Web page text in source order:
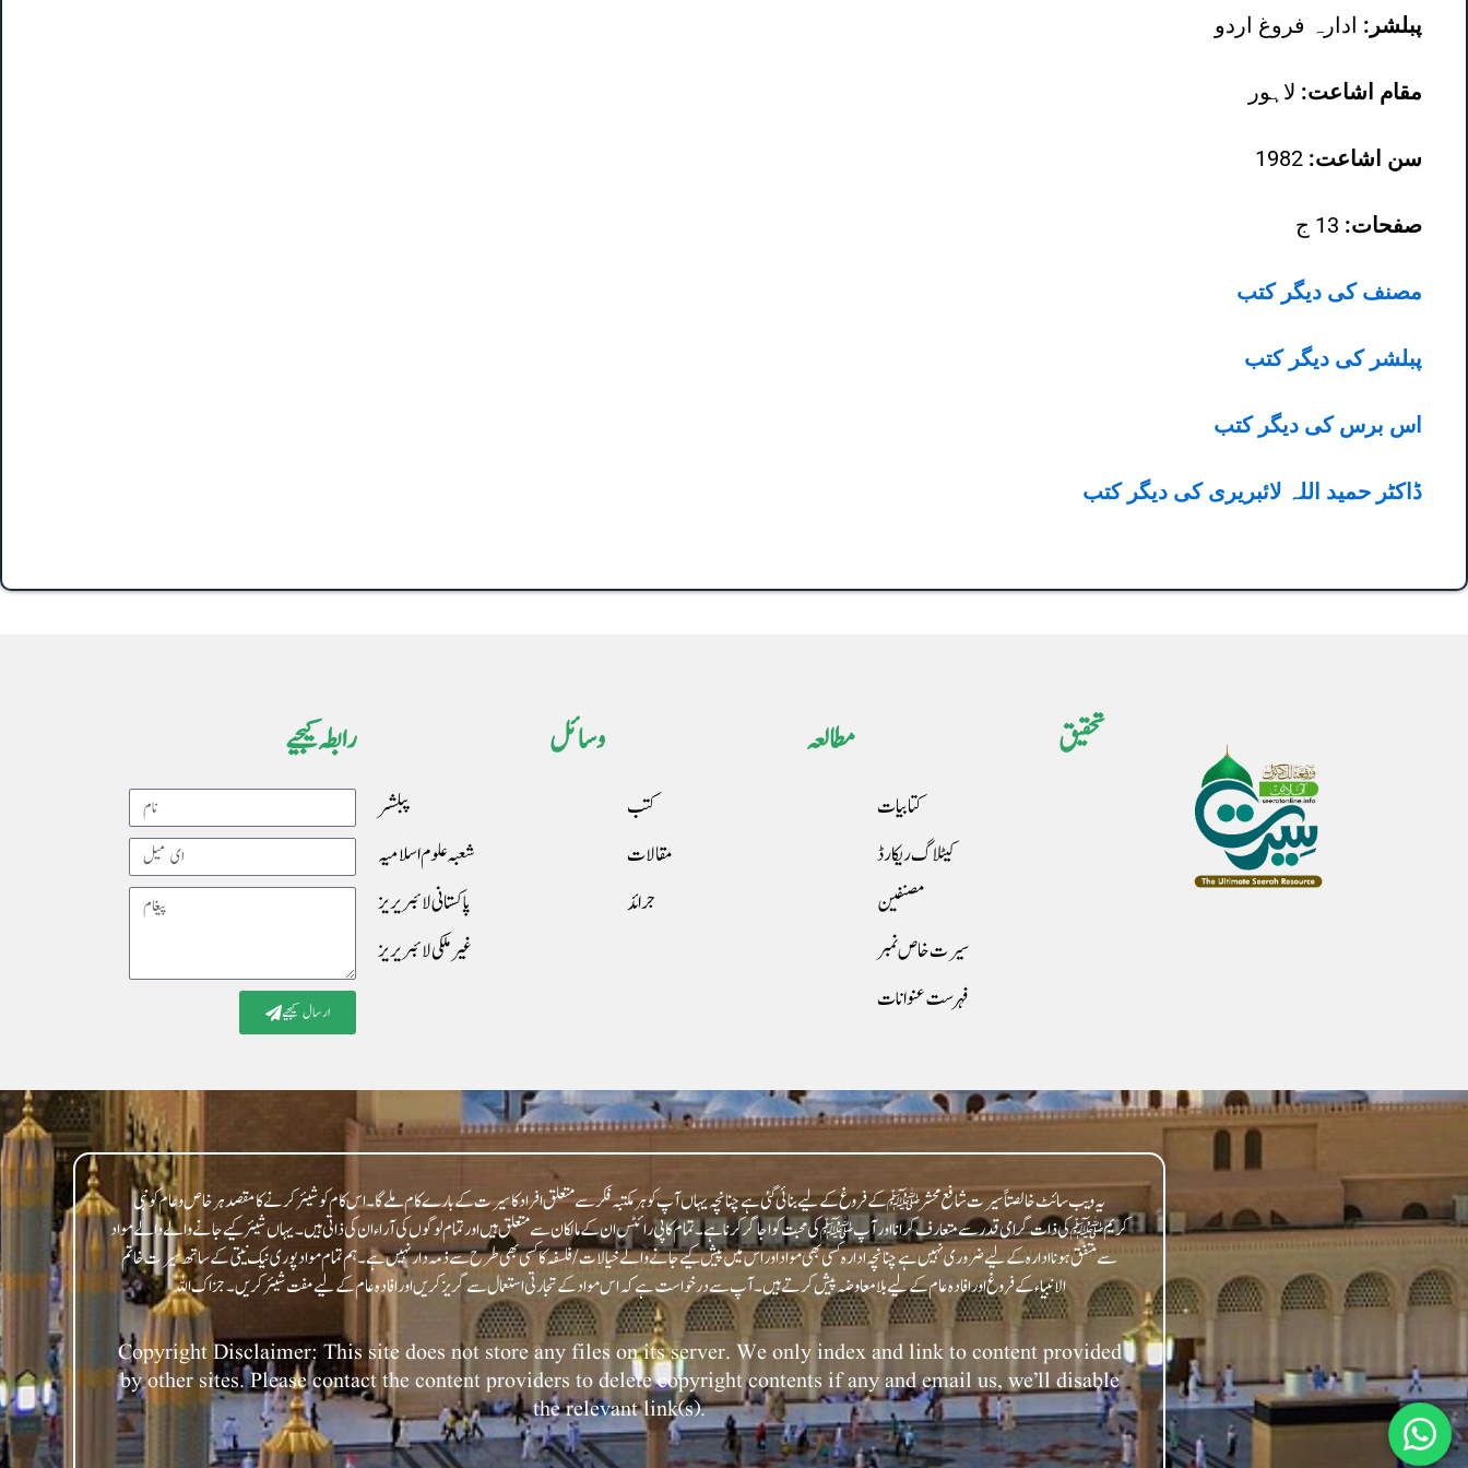
پبلشر: ادارہ فروغ اردو
مقام اشاعت: لاہور
سن اشاعت: 1982
صفحات: 13 ج
مصنف کی دیگر کتب
پبلشر کی دیگر کتب
اس برس کی دیگر کتب
ڈاکٹر حمید اللہ لائبریری کی دیگر کتب
رابطہ کیجیے
Name
Email
Message
ارسال کیجیے
وسائل
پبلشر
شعبہ علوم اسلامیہ
پاکستانی لائبریریز
غیرملکی لائبریریز
مطالعہ
کتب
مقالات
جرائد
تحقیق
کتابیات
کیٹلاگ ریکارڈ
مصنفین
سیرت خاص نمبر
فہرست عنوانات
یہ ویب سائٹ خالصتاً سیرت شافع محشر ﷺ کے فروغ کے لیے بنائی گئی ہے چنانچہ یہاں آپ کو ہر مکتبہ فکر سے متعلق افراد کا سیرت کے بارے کام ملے گا۔ اس کام کو شیئر کرنے کا مقصد ہر خاص و عام کو نبی
کریمﷺ کی ذات گرامی قدر سے متعارف کرانا اور آپﷺ کی محبت کو اجاگر کرنا ہے۔ تمام کاپی رائٹس ان کے مالکان سے متعلق ہیں اور تمام لوگوں کی آراء ان کی ذاتی ہیں۔ یہاں شیئر کیے جانے والے والے مواد
سے متفق ہونا ادارہ کے لیے ضروری نہیں ہے چنانچہ ادارہ کسی بھی مواد اور اس میں پیش کیے جانے والے خیالات/فلسفہ کا کسی بھی طرح سے ذمہ دار نہیں ہے۔ ہم تمام مواد پوری نیک نیتی کے ساتھ سیرت خاتم
الانبیاء کے فروغ اور افادہ عام کے لیے بلامعاوضہ پیش کرتے ہیں۔ آپ سے درخواست ہے کہ اس مواد کے تجارتی استعمال سے گریز کریں اور افادہ عام کے لیے مفت شیئر کریں۔ جزاک اللہ
Copyright Disclaimer: This site does not store any files on its server. We only index and link to content provided
by other sites. Please contact the content providers to delete copyright contents if any and email us, we’ll disable
the relevant link(s).